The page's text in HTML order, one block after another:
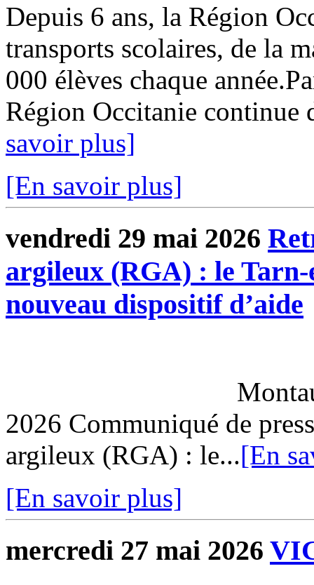
Depuis 6 ans, la Région
transports scolaires, de la
000 élèves chaque
Région Occitanie continue
savoir plus]
[En savoir plus]
vendredi 29 mai 2026
argileux (RGA) : le
nouveau dispositif d’aide
Montauban,
2026 Communiqué de
argileux (RGA) : le...[En
[En savoir plus]
mercredi 27 mai 2026